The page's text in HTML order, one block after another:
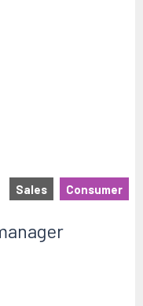
Sales Consumer